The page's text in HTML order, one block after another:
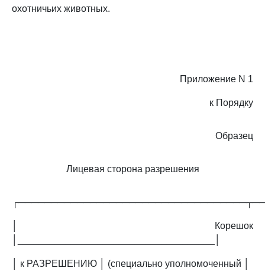
охотничьих животных.
Приложение N 1
к Порядку
Образец
Лицевая сторона разрешения
│ Корешок
│ к РАЗРЕШЕНИЮ │ (специально уполномоченный │